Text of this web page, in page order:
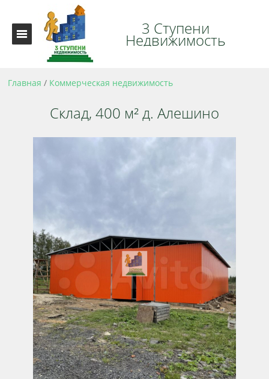
3 Ступени
Недвижимость
Главная / Коммерческая недвижимость
Склад, 400 м² д. Алешино